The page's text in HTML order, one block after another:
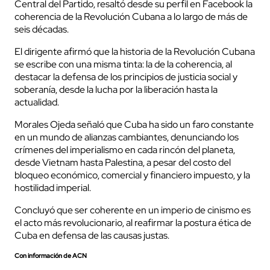
Central del Partido, resaltó desde su perfil en Facebook la
coherencia de la Revolución Cubana a lo largo de más de
seis décadas.
El dirigente afirmó que la historia de la Revolución Cubana
se escribe con una misma tinta: la de la coherencia, al
destacar la defensa de los principios de justicia social y
soberanía, desde la lucha por la liberación hasta la
actualidad.
Morales Ojeda señaló que Cuba ha sido un faro constante
en un mundo de alianzas cambiantes, denunciando los
crímenes del imperialismo en cada rincón del planeta,
desde Vietnam hasta Palestina, a pesar del costo del
bloqueo económico, comercial y financiero impuesto, y la
hostilidad imperial.
Concluyó que ser coherente en un imperio de cinismo es
el acto más revolucionario, al reafirmar la postura ética de
Cuba en defensa de las causas justas.
Con información de ACN